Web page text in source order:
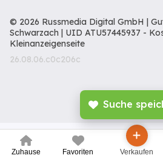
Suche
Zuhause Favoriten Verkaufen
© 2026 Russmedia Digital GmbH |
Schwarzach | UID ATU57445937 -
Kleinanzeigenseite
26.08.06.c0c206c